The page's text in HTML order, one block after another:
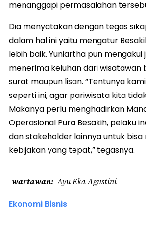
menanggapi permasalahan
Dia menyatakan dengan tegas
dalam hal ini yaitu mengatur
lebih baik. Yuniartha pun mengakui
menerima keluhan dari wisatawan
surat maupun lisan. “Tentunya
seperti ini, agar pariwisata kita
Makanya perlu menghadirkan
Operasional Pura Besakih, pelaku
dan stakeholder lainnya untuk
kebijakan yang tepat,” tegasnya.
wartawan Ayu Eka Agustini
Ekonomi Bisnis